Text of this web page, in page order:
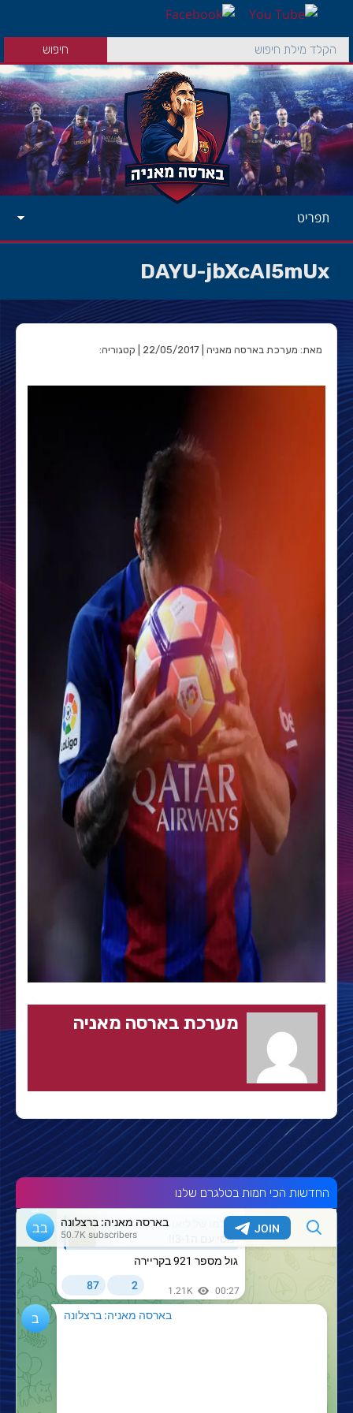
תפריט
DAYU-jbXcAI5mUx
מאת: מערכת בארסה מאניה | 22/05/2017 | קטגוריה:
מערכת בארסה מאניה
החדשות הכי חמות בטלגרם שלנו